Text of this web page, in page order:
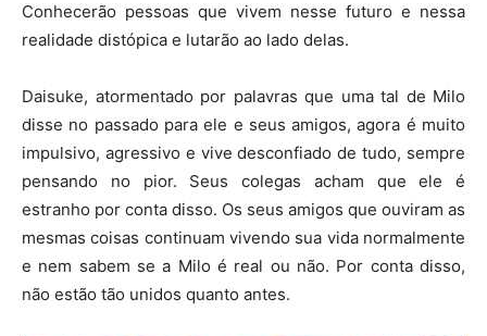
Conhecerão pessoas que vivem nesse futuro e nessa
realidade distópica e lutarão ao lado delas.
Daisuke, atormentado por palavras que uma tal de Milo
disse no passado para ele e seus amigos, agora é muito
impulsivo, agressivo e vive desconfiado de tudo, sempre
pensando no pior. Seus colegas acham que ele é
estranho por conta disso. Os seus amigos que ouviram as
mesmas coisas continuam vivendo sua vida normalmente
e nem sabem se a Milo é real ou não. Por conta disso,
não estão tão unidos quanto antes.